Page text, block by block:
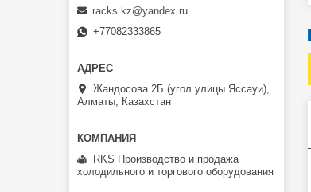
racks.kz@yandex.ru
+77082333865
Жандосова 2Б (угол улицы Яссауи),
Алматы, Казахстан
RKS Производство и продажа
холодильного и торгового оборудования